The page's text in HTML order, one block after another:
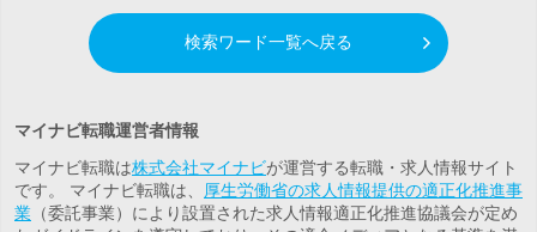
検索ワード一覧へ戻る
マイナビ転職運営者情報
マイナビ転職は株式会社マイナビが運営する転職・求人情報サイト
です。 マイナビ転職は、
厚生労働省の求人情報提供の適正化推進事
業 （委託事業）により設置された求人情報適正化推進協議会が定め